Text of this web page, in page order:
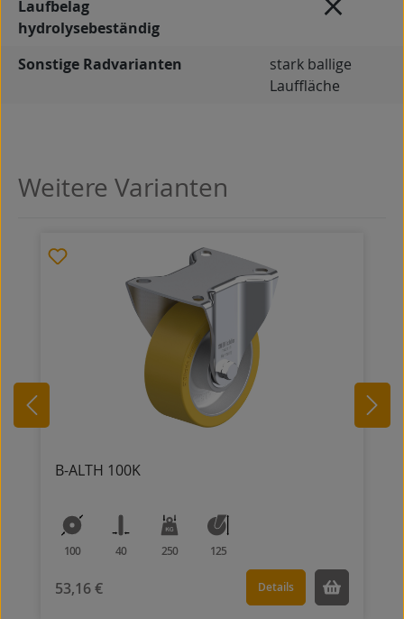
Laufbelag
hydrolysebeständig
Sonstige Radvarianten
stark ballige
Lauffläche
Produktgalerie überspringen
Weitere Varianten
B-ALTH 100K
100 40 250 125
53,16 € Details